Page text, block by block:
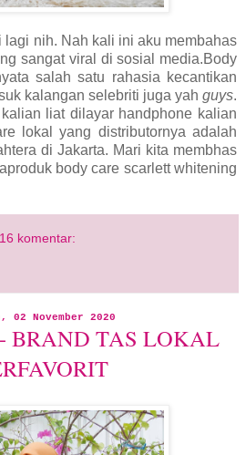
lagi nih. Nah kali ini aku membahas
sangat viral di sosial media.Body
salah satu rahasia kecantikan
kalangan selebriti juga yah guys.
liat dilayar handphone kalian
lokal yang distributornya adalah
di Jakarta. Mari kita membhas
body care scarlett whitening
16 komentar:
02 November 2020
BRAND TAS LOKAL